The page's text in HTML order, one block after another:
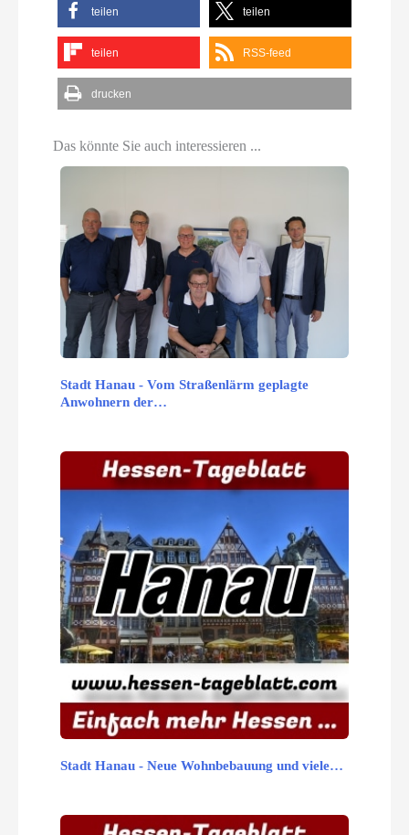
teilen teilen
teilen RSS-feed
drucken
Das könnte Sie auch interessieren ...
Stadt Hanau - Vom Straßenlärm geplagte
Anwohnern der…
Stadt Hanau - Neue Wohnbebauung und viele…